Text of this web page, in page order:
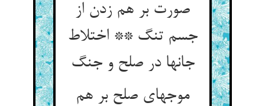
صورت بر هم زدن از
جسم تنگ ** اختلاط
جانها در صلح و جنگ‌‌
موجهای صلح بر هم